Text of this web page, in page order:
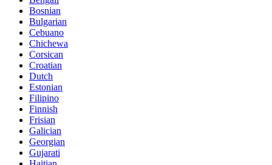
Bosnian
Bulgarian
Cebuano
Chichewa
Corsican
Croatian
Dutch
Estonian
Filipino
Finnish
Frisian
Galician
Georgian
Gujarati